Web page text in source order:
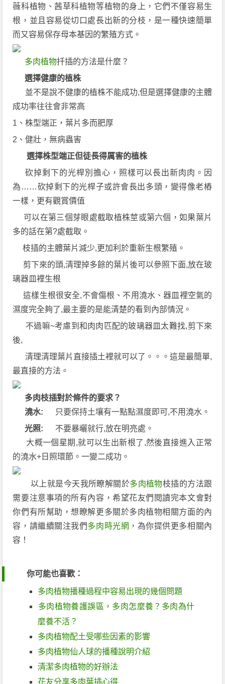
薇科植物、茜草科植物等植物的身上，它們不僅容易生
根，並且容易從切口處長出新的分枝，是一種快速簡單
而又容易保存母本基因的繁殖方式。
多肉植物扦插的方法是什麼？
選擇健康的植株
並不是說不健康的植株不能成功,但是選擇健康的主體
成功率往往會非常高
1、株型端正，葉片多而肥厚
2、健壯，無病蟲害
選擇株型端正但徒長得厲害的植株
砍掉剩下的光桿別擔心，照樣可以長出新肉肉。因
為……砍掉剩下的光桿子或許會長出多頭，變得像老樁
一樣，更有觀賞價值
可以在第三個芽眼處截取植株莖或第六個，如果葉片
多的話在第?處截取。
枝插的主體葉片減少,更加利於重新生根繁殖。
剪下來的頭,清理掉多餘的葉片後可以參照下面,放在玻
璃器皿裡生根
這樣生根很安全,不會傷根、不用澆水、器皿裡空氣的
濕度完全夠了,最主要的是能清楚的看到內部情況。
不過嘛~考慮到和肉肉匹配的玻璃器皿太難找,剪下來
後,
清理清理葉片直接插土裡就可以了。。。這是最簡單,
最直接的方法。
多肉枝插對於條件的要求？
澆水: 只要保持土壤有一點點濕度即可,不用澆水。
光照: 不要暴曬就行,放在明亮處。
大概一個星期,就可以生出新根了,然後直接進入正常
的澆水+日照環節。一變二成功。
以上就是今天我所瞭解關於多肉植物枝插的方法跟
需要注意事項的所有內容，希望花友們閱讀完本文會對
你們有所幫助，想瞭解更多關於多肉植物相關方面的內
容，請繼續關注我們多肉時光網 ，為你提供更多相關內
容！
你可能也喜歡：
多肉植物播種過程中容易出現的幾個問題
多肉植物養護誤區，多肉怎麼養？多肉為什
麼養不活？
多肉植物配土受哪些因素的影響
多肉植物仙人球的播種說明介紹
清潔多肉植物的好辦法
花友分享多肉葉插心得